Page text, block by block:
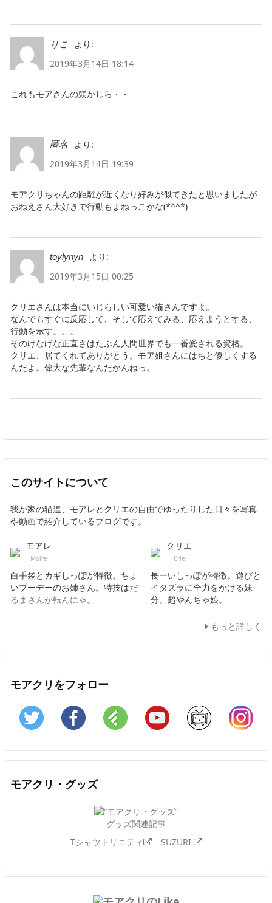
りこ
より:
2019年3月14日 18:14
これもモアさんの躾かしら・・
匿名
より:
2019年3月14日 19:39
モアクリちゃんの距離が近くなり好みが似てきたと思いましたが
おねえさん大好きで行動もまねっこかな(*^^*)
toylynyn
より:
2019年3月15日 00:25
クリエさんは本当にいじらしい可愛い猫さんですよ。
なんでもすぐに反応して、そして応えてみる、応えようとする、
行動を示す。。。
そのけなげな正直さはたぶん人間世界でも一番愛される資格。
クリエ、居てくれてありがとう。モア姐さんにはちと優しくする
んだよ。偉大な先輩なんだかんねっ。
このサイトについて
我が家の猫達、モアレとクリエの自由でゆったりした日々を写真
や動画で紹介しているブログです。
モアレ
Moire
白手袋とカギしっぽが特徴。ちょ
いブーデーのお姉さん。特技はだ
るまさんが転んにゃ。
クリエ
Crie
長ーいしっぽが特徴。遊びと
イタズラに全力をかける妹
分。超やんちゃ娘。
もっと詳しく
モアクリをフォロー
Twitter Facebook Feedly YouTube ニコニコ動画
モアクリ・グッズ
グッズ関連記事
Tシャツトリニティ
SUZURI